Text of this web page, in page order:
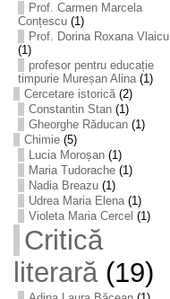
Prof. Carmen Marcela
Conțescu(1)
Prof. Dorina Roxana Vlaicu
(1)
profesor pentru educație
timpurie Mureșan Alina(1)
Cercetare istorică(2)
Constantin Stan(1)
Gheorghe Răducan(1)
Chimie(5)
Lucia Moroșan(1)
Maria Tudorache(1)
Nadia Breazu(1)
Udrea Maria Elena(1)
Violeta Maria Cercel (1)
Critică
literară(19)